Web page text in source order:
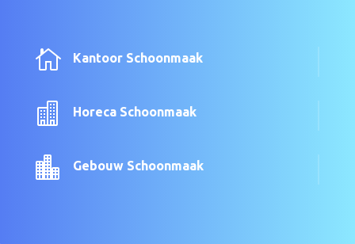
 Kantoor Schoonmaak
 Horeca Schoonmaak
 Gebouw Schoonmaak